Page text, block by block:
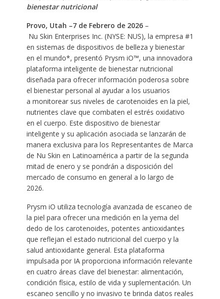
bienestar nutricional
Provo, Utah –7 de Febrero de 2026–
Nu Skin Enterprises Inc. (NYSE: NUS), la empresa #1
en sistemas de dispositivos de belleza y bienestar
en el mundo*, presentó Prysm iO™, una innovadora
plataforma inteligente de bienestar nutricional
diseñada para ofrecer información poderosa sobre
el bienestar personal al ayudar a los usuarios
a monitorear sus niveles de carotenoides en la piel,
nutrientes clave que combaten el estrés oxidativo
en el cuerpo. Este dispositivo de bienestar
inteligente y su aplicación asociada se lanzarán de
manera exclusiva para los Representantes de Marca
de Nu Skin en Latinoamérica a partir de la segunda
mitad de enero y se pondrán a disposición del
mercado de consumo en general a lo largo de
2026.
Prysm iO utiliza tecnología avanzada de escaneo de
la piel para ofrecer una medición en la yema del
dedo de los carotenoides, potentes antioxidantes
que reflejan el estado nutricional del cuerpo y la
salud antioxidante general. Esta plataforma
impulsada por IA proporciona información relevante
en cuatro áreas clave del bienestar: alimentación,
condición física, estilo de vida y suplementación. Un
escaneo sencillo y no invasivo te brinda datos reales